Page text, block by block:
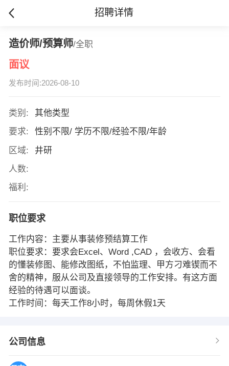
招聘详情
造价师/预算师/全职
面议
发布时间:2026-08-10
类别:
其他类型
要求:
性别不限/ 学历不限/经验不限/年龄
区域:
井研
人数:
福利:
职位要求
工作内容：主要从事装修预结算工作
职位要求：要求会Excel、Word ,CAD ，会收方、会看
的懂装修图、能修改图纸，不怕监理、甲方刁难锲而不
舍的精神，服从公司及直接领导的工作安排。有这方面
经验的待遇可以面谈。
工作时间：每天工作8小时，每周休假1天
公司信息